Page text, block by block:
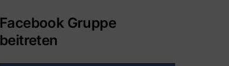
Facebook Gruppe
beitreten